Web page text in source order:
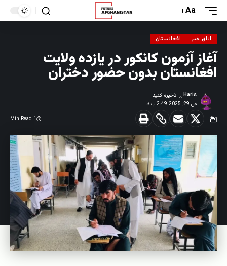
Aa
اتاق خبر افغانستان
آغاز آزمون کانکور در یازده ولایت
افغانستان بدون حضور دختران
می 29, 2025 2:49 ب.ظ
Haris
1 Min Read